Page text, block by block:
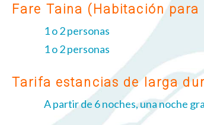
Fare Taina (Habitación
1 o 2 personas
1 o 2 personas
Tarifa estancias de larga
A partir de 6 noches, una noche